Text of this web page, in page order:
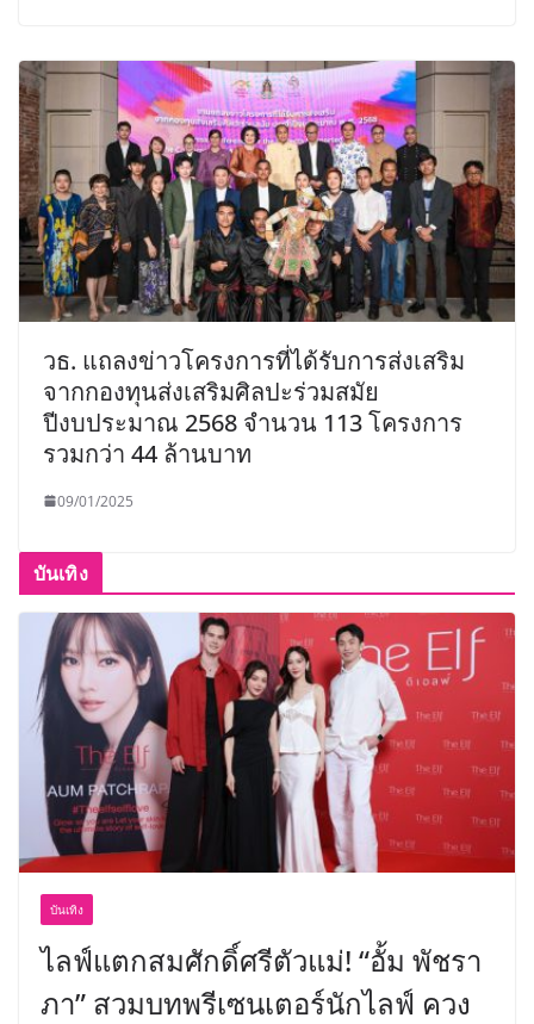
วธ. แถลงข่าวโครงการที่ได้รับการส่งเสริม
จากกองทุนส่งเสริมศิลปะร่วมสมัย
ปีงบประมาณ 2568 จำนวน 113 โครงการ
รวมกว่า 44 ล้านบาท
09/01/2025
บันเทิง
บันเทิง
ไลฟ์แตกสมศักดิ์ศรีตัวแม่! “อั้ม พัชรา
ภา” สวมบทพรีเซนเตอร์นักไลฟ์ ควง